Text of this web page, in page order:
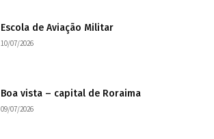
Escola de Aviação Militar
10/07/2026
Boa vista – capital de Roraima
09/07/2026